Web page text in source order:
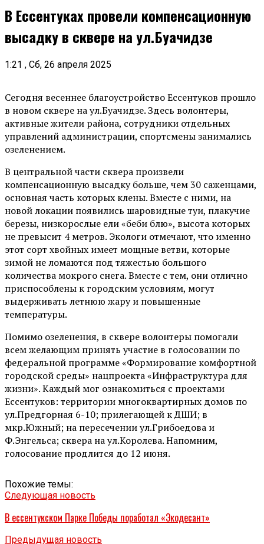
В Ессентуках провели компенсационную
высадку в сквере на ул.Буачидзе
1:21 , Сб, 26 апреля 2025
Сегодня весеннее благоустройство Ессентуков прошло
в новом сквере на ул.Буачидзе. Здесь волонтеры,
активные жители района, сотрудники отдельных
управлений администрации, спортсмены занимались
озеленением.
В центральной части сквера произвели
компенсационную высадку больше, чем 30 саженцами,
основная часть которых клены. Вместе с ними, на
новой локации появились шаровидные туи, плакучие
березы, низкорослые ели «беби блю», высота которых
не превысит 4 метров. Экологи отмечают, что именно
этот сорт хвойных имеет мощные ветви, которые
зимой не ломаются под тяжестью большого
количества мокрого снега. Вместе с тем, они отлично
приспособлены к городским условиям, могут
выдерживать летнюю жару и повышенные
температуры.
Помимо озеленения, в сквере волонтеры помогали
всем желающим принять участие в голосовании по
федеральной программе «Формирование комфортной
городской среды» нацпроекта «Инфраструктура для
жизни». Каждый мог ознакомиться с проектами
Ессентуков: территории многоквартирных домов по
ул.Предгорная 6-10; прилегающей к ДШИ; в
мкр.Южный; на пересечении ул.Грибоедова и
Ф.Энгельса; сквера на ул.Королева. Напомним,
голосование продлится до 12 июня.
Похожие темы:
Следующая новость
В ессентукском Парке Победы поработал «Экодесант»
Предыдущая новость